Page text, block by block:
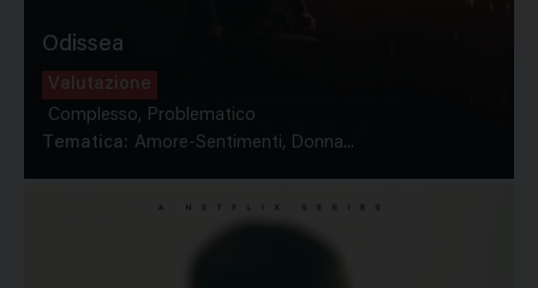
Odissea
Valutazione
Complesso, Problematico
Tematica: Amore-Sentimenti, Donna...